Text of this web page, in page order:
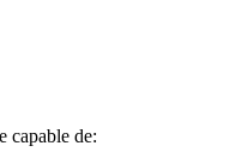
capable de: